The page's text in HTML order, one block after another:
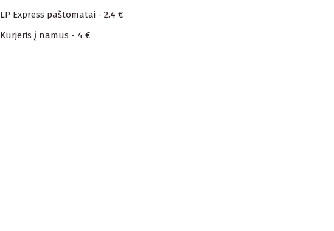
LP Express paštomatai - 2.4 €
Kurjeris į namus - 4 €